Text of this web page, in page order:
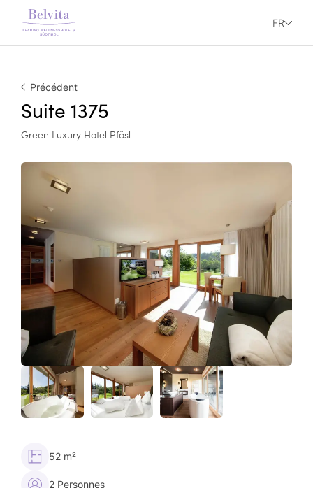
FR
Précédent
Suite 1375
Green Luxury Hotel Pfösl
52 m²
2 Personnes